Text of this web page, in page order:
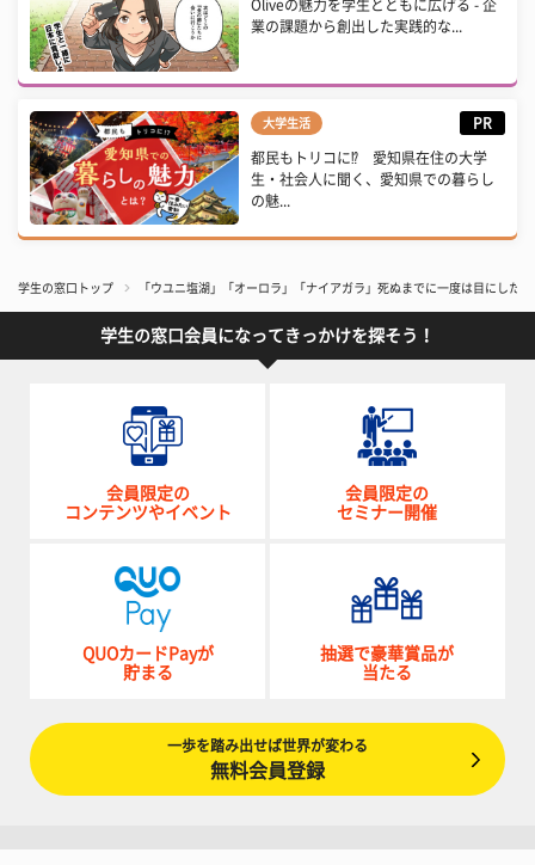
Oliveの魅力を学生とともに広げる - 企
業の課題から創出した実践的な...
大学生活 PR
都民もトリコに⁉ 愛知県在住の大学
生・社会人に聞く、愛知県での暮らし
の魅...
学生の窓口トップ 「ウユニ塩湖」「オーロラ」「ナイアガラ」死ぬまでに一度は目にした
学生の窓口会員になってきっかけを探そう！
会員限定の
コンテンツやイベント
会員限定の
セミナー開催
QUOカードPayが
貯まる
抽選で豪華賞品が
当たる
一歩を踏み出せば世界が変わる
無料会員登録